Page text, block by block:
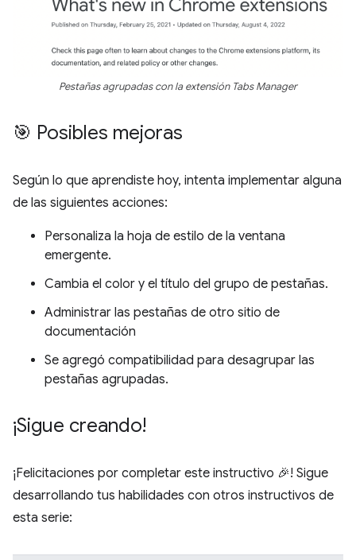
Pestañas agrupadas con la extensión Tabs Manager
🎯 Posibles mejoras
Según lo que aprendiste hoy, intenta implementar alguna
de las siguientes acciones:
Personaliza la hoja de estilo de la ventana
emergente.
Cambia el color y el título del grupo de pestañas.
Administrar las pestañas de otro sitio de
documentación
Se agregó compatibilidad para desagrupar las
pestañas agrupadas.
¡Sigue creando!
¡Felicitaciones por completar este instructivo 🎉! Sigue
desarrollando tus habilidades con otros instructivos de
esta serie: